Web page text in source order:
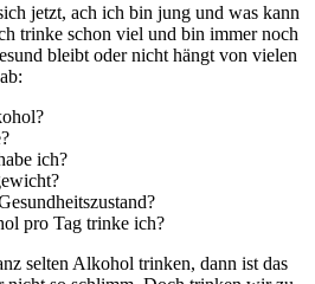
jetzt, ach ich bin jung und was kann
trinke schon viel und bin immer noch
bleibt oder nicht hängt von vielen
ich?
pro Tag trinke ich?
selten Alkohol trinken, dann ist das